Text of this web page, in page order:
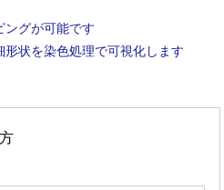
ングが可能です
状を染色処理で可視化します